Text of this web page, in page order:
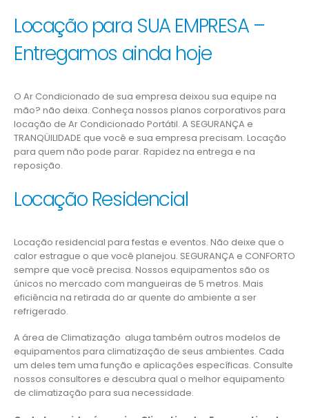
Locação para SUA EMPRESA –
Entregamos ainda hoje
O Ar Condicionado de sua empresa deixou sua equipe na
mão? não deixa. Conheça nossos planos corporativos para
locação de Ar Condicionado Portátil. A SEGURANÇA e
TRANQÜILIDADE que você e sua empresa precisam. Locação
para quem não pode parar. Rapidez na entrega e na
reposição.
Locação Residencial
Locação residencial para festas e eventos. Não deixe que o
calor estrague o que você planejou. SEGURANÇA e CONFORTO
sempre que você precisa. Nossos equipamentos são os
únicos no mercado com mangueiras de 5 metros. Mais
eficiência na retirada do ar quente do ambiente a ser
refrigerado.
A área de Climatização aluga também outros modelos de
equipamentos para climatização de seus ambientes. Cada
um deles tem uma função e aplicações específicas. Consulte
nossos consultores e descubra qual o melhor equipamento
de climatização para sua necessidade.